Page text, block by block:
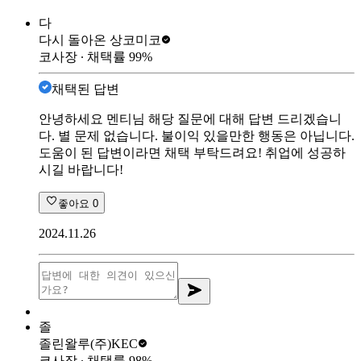
다
다시 돌아온 상코미코
코사장 ∙ 채택률 99%
채택된 답변
안녕하세요 멘티님 해당 질문에 대해 답변 드리겠습니
다. 별 문제 없습니다. 불이익 있을만한 행동은 아닙니다.
도움이 된 답변이라면 채택 부탁드려요! 취업에 성공하
시길 바랍니다!
좋아요 0
2024.11.26
졸
졸린왈루(주)KEC